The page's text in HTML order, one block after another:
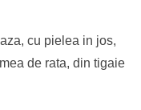
cu pielea in jos,
de rata, din tigaie